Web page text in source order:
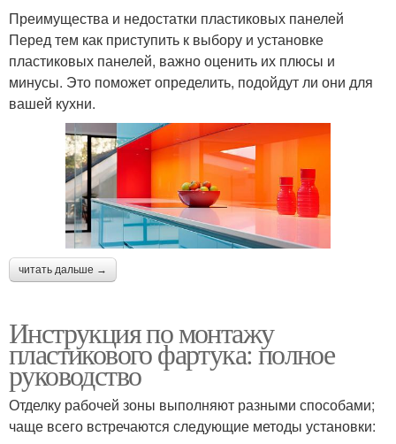
Преимущества и недостатки пластиковых панелей
Перед тем как приступить к выбору и установке
пластиковых панелей, важно оценить их плюсы и
минусы. Это поможет определить, подойдут ли они для
вашей кухни.
читать дальше →
Инструкция по монтажу
пластикового фартука: полное
руководство
Отделку рабочей зоны выполняют разными способами;
чаще всего встречаются следующие методы установки: